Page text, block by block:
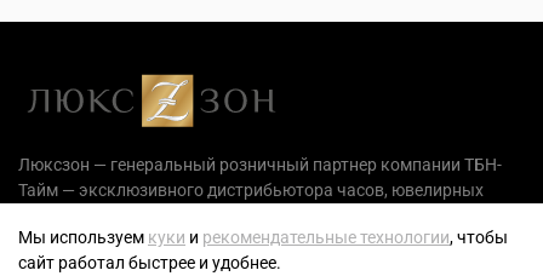
Люксзон — генеральный розничный партнер компании ТБН-
Тайм — эксклюзивного дистрибьютора часов, ювелирных
Мы используем куки и рекомендательные технологии, чтобы
сайт работал быстрее и удобнее.